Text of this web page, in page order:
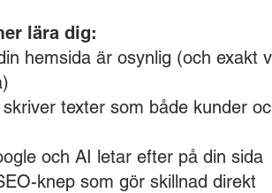
lära dig:
hemsida är osynlig (och exakt
texter som både kunder
och AI letar efter på din sida
knep som gör skillnad direkt